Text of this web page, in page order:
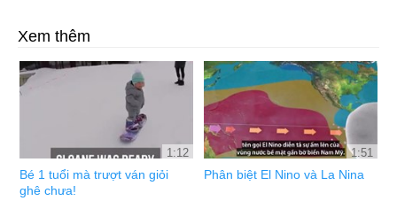
Xem thêm
1:12
Bé 1 tuổi mà trượt ván giỏi
ghê chưa!
1:51
Phân biệt El Nino và La Nina